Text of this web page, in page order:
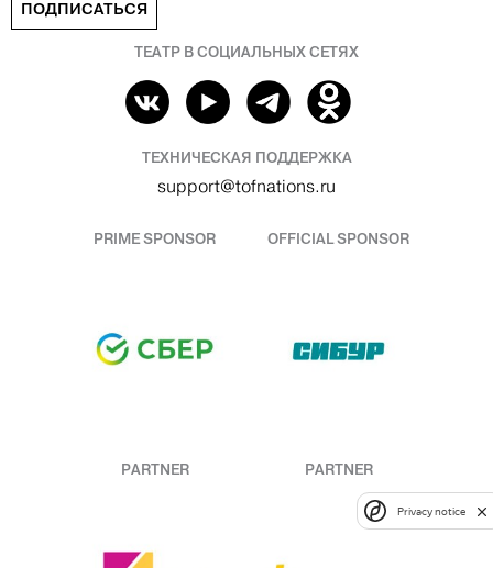
ПОДПИСАТЬСЯ
ТЕАТР В СОЦИАЛЬНЫХ СЕТЯХ
ТЕХНИЧЕСКАЯ ПОДДЕРЖКА
support@tofnations.ru
PRIME SPONSOR OFFICIAL SPONSOR
PARTNER PARTNER
Privacy notice